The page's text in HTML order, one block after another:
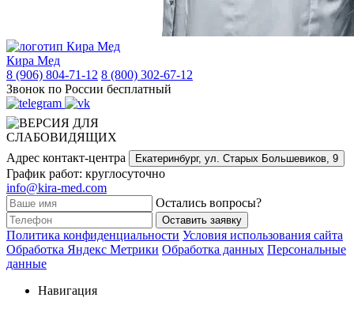
Кира Мед
8 (906) 804-71-12 8 (800) 302-67-12
Звонок по России бесплатный
Адрес контакт-центра Екатеринбург, ул. Старых Большевиков, 9
График работ: круглосуточно
info@kira-med.com
Остались вопросы?
Оставить заявку
Политика конфиденциальности Условия использования сайта
Обработка Яндекс Метрики Обработка данных Персональные
данные
Навигация